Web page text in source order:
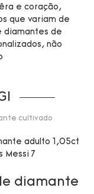
e coração,
que variam de
diamantes de
não
cultivado
diamante